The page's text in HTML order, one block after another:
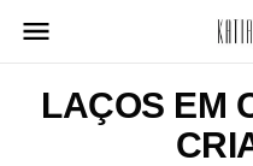
para
conteúdoLAÇOS EM